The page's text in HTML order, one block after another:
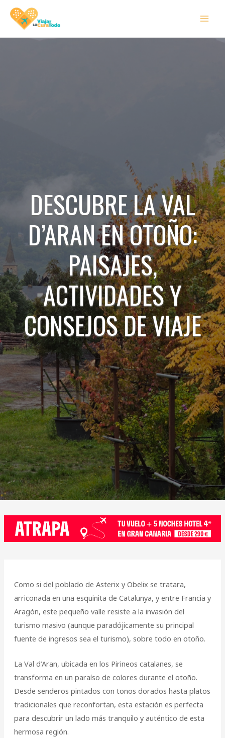
DESCUBRE LA VAL
D’ARAN EN OTOÑO:
PAISAJES,
ACTIVIDADES Y
CONSEJOS DE VIAJE
Como si del poblado de Asterix y Obelix se tratara,
arriconada en una esquinita de Catalunya, y entre Francia y
Aragón, este pequeño valle resiste a la invasión del
turismo masivo (aunque paradójicamente su principal
fuente de ingresos sea el turismo), sobre todo en otoño.
La Val d’Aran, ubicada en los Pirineos catalanes, se
transforma en un paraíso de colores durante el otoño.
Desde senderos pintados con tonos dorados hasta platos
tradicionales que reconfortan, esta estación es perfecta
para descubrir un lado más tranquilo y auténtico de esta
hermosa región.